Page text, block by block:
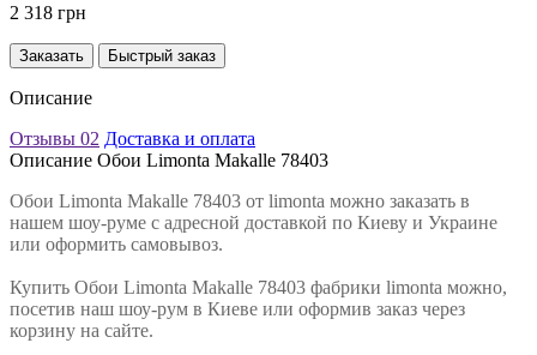
2 318 грн
Заказать Быстрый заказ
Описание
Отзывы 02 Доставка и оплата
Описание Обои Limonta Makalle 78403
Обои Limonta Makalle 78403 от limonta можно заказать в
нашем шоу-руме с адресной доставкой по Киеву и Украине
или оформить самовывоз.
Купить Обои Limonta Makalle 78403 фабрики limonta можно,
посетив наш шоу-рум в Киеве или оформив заказ через
корзину на сайте.